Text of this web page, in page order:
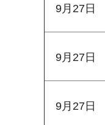
9月27日
9月27日
9月27日